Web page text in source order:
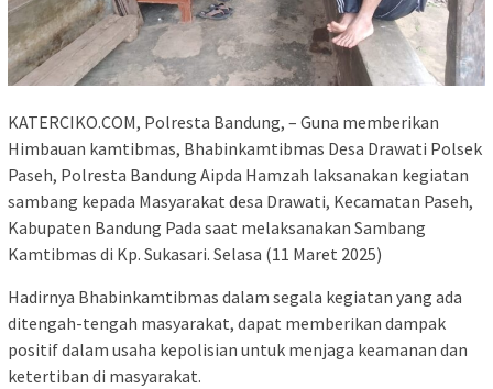
KATERCIKO.COM, Polresta Bandung, – Guna memberikan
Himbauan kamtibmas, Bhabinkamtibmas Desa Drawati Polsek
Paseh, Polresta Bandung Aipda Hamzah laksanakan kegiatan
sambang kepada Masyarakat desa Drawati, Kecamatan Paseh,
Kabupaten Bandung Pada saat melaksanakan Sambang
Kamtibmas di Kp. Sukasari. Selasa (11 Maret 2025)
Hadirnya Bhabinkamtibmas dalam segala kegiatan yang ada
ditengah-tengah masyarakat, dapat memberikan dampak
positif dalam usaha kepolisian untuk menjaga keamanan dan
ketertiban di masyarakat.